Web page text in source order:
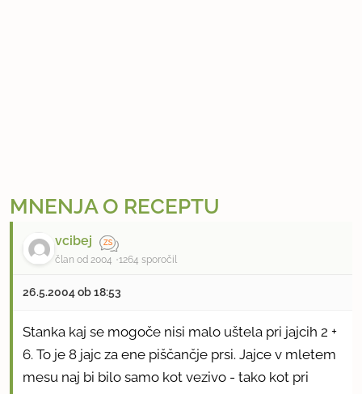
MNENJA O RECEPTU
vcibej
član od 2004 1264 sporočil
26.5.2004 ob 18:53
Stanka kaj se mogoče nisi malo uštela pri jajcih 2 +
6. To je 8 jajc za ene piščančje prsi. Jajce v mletem
mesu naj bi bilo samo kot vezivo - tako kot pri